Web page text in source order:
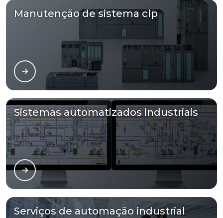
Manutenção de sistema clp
Sistemas automatizados industriais
Serviços de automação industrial